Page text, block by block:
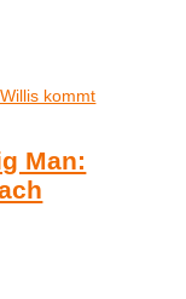
Man: